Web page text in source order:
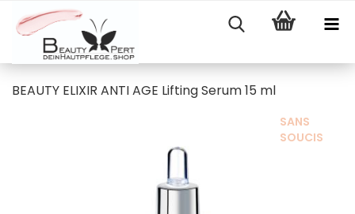
BEAUTY ELIXIR ANTI AGE Lifting Serum 15 ml
SANS
SOUCIS